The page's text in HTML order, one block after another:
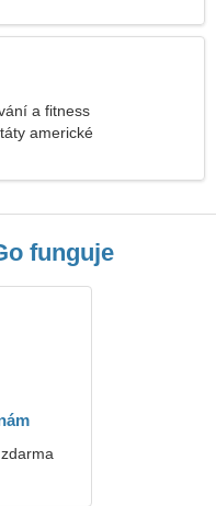
a fitness
americké
funguje